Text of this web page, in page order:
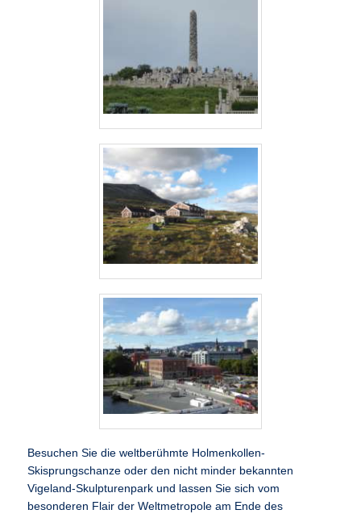
Besuchen Sie die weltberühmte Holmenkollen-
Skisprungschanze oder den nicht minder bekannten
Vigeland-Skulpturenpark und lassen Sie sich vom
besonderen Flair der Weltmetropole am Ende des